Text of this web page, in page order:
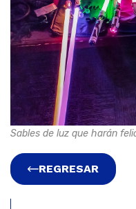
Sables de luz que harán
REGRESAR